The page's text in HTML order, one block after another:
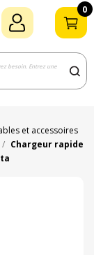
0
et accessoires
Chargeur rapide